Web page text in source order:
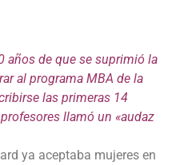
años de que se suprimió la
al programa MBA de la
las primeras 14
llamó un «audaz
ya aceptaba mujeres en